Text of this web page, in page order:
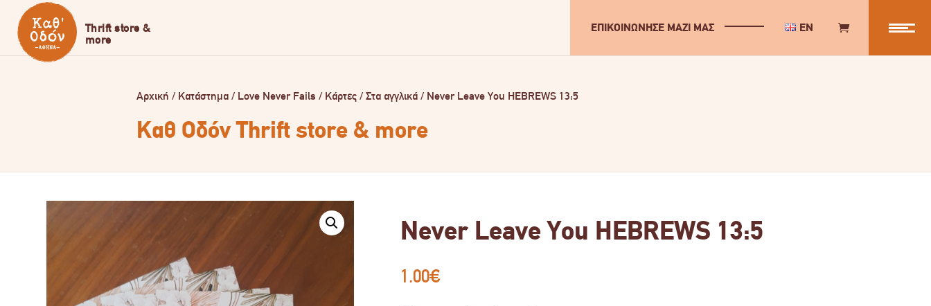
ΕΠΙΚΟΙΝΩΝΗΣΕ ΜΑΖΙ ΜΑΣ EN
Αρχική / Κατάστημα / Love Never Fails / Κάρτες /Στα αγγλικά / Never Leave You HEBREWS 13:5
Καθ Οδόν Thrift store & more
Never Leave You HEBREWS 13:5
1.00€